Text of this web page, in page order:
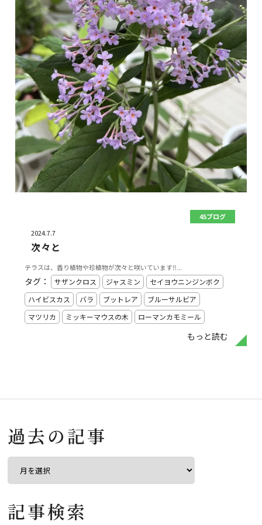
45ブログ
2024.7.7
次々と
テラスは、香り植物や珍植物が次々と咲いています‼️...
もっと読む
タグ： サザンクロス ジャスミン
セイヨウニンジンボク
ハイビスカス
バラ ブットレア
ブルーサルビア
マツリカ
ミッキーマウスの木 ローマンカモミール
過去の記事
記事検索